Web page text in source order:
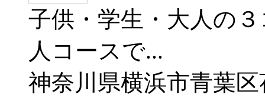
子供・学生・大人の
人コースで...
神奈川県横浜市青葉区